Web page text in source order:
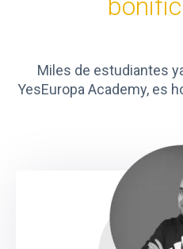
Miles de estudiantes
YesEuropa Academy, es